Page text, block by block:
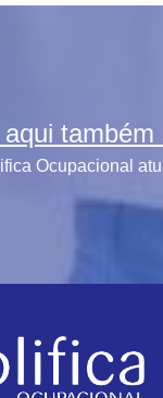
aqui
Ocupacional